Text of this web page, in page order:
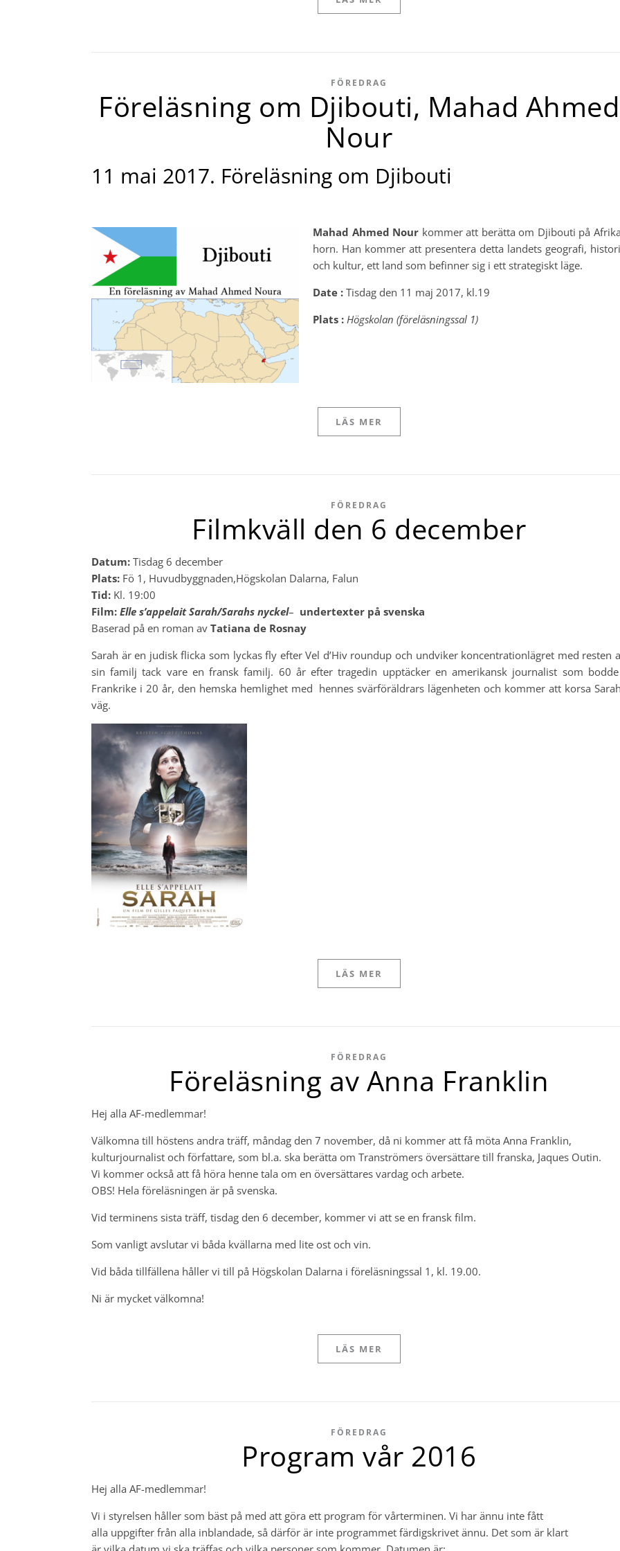
FÖREDRAG
Föreläsning om Djibouti, Mahad Ahmed
Nour
11 mai 2017. Föreläsning om Djibouti
Mahad Ahmed Nour kommer att berätta om Djibouti på
horn. Han kommer att presentera detta landets geografi,
och kultur, ett land som befinner sig i ett strategiskt läge.
Date : Tisdag den 11 maj 2017, kl.19
Plats : Högskolan (föreläsningssal 1)
LÄS MER
FÖREDRAG
Filmkväll den 6 december
Datum: Tisdag 6 december
Plats: Fö 1, Huvudbyggnaden,Högskolan Dalarna, Falun
Tid: Kl. 19:00
Film: Elle s’appelait Sarah/Sarahs nyckel– undertexter på svenska
Baserad på en roman av Tatiana de Rosnay
Sarah är en judisk flicka som lyckas fly efter Vel d’Hiv roundup och undviker koncentrationlägret med resten
sin familj tack vare en fransk familj. 60 år efter tragedin upptäcker en amerikansk journalist som
Frankrike i 20 år, den hemska hemlighet med hennes svärföräldrars lägenheten och kommer att korsa
väg.
LÄS MER
FÖREDRAG
Föreläsning av Anna Franklin
Hej alla AF-medlemmar!
Välkomna till höstens andra träff, måndag den 7 november, då ni kommer att få möta Anna Franklin,
kulturjournalist och författare, som bl.a. ska berätta om Tranströmers översättare till franska, Jaques Outin.
Vi kommer också att få höra henne tala om en översättares vardag och arbete.
OBS! Hela föreläsningen är på svenska.
Vid terminens sista träff, tisdag den 6 december, kommer vi att se en fransk film.
Som vanligt avslutar vi båda kvällarna med lite ost och vin.
Vid båda tillfällena håller vi till på Högskolan Dalarna i föreläsningssal 1, kl. 19.00.
Ni är mycket välkomna!
LÄS MER
FÖREDRAG
Program vår 2016
Hej alla AF-medlemmar!
Vi i styrelsen håller som bäst på med att göra ett program för vårterminen. Vi har ännu inte fått
alla uppgifter från alla inblandade, så därför är inte programmet färdigskrivet ännu. Det som är klart